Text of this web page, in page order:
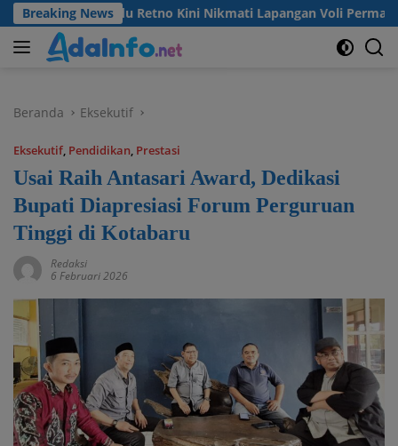
Langsung
ke
konten
Breaking News
Madu Retno Kini Nikmati Lapangan Voli Permanen Berkat
Beranda Eksekutif
Eksekutif, Pendidikan, Prestasi
Usai Raih Antasari Award, Dedikasi
Bupati Diapresiasi Forum Perguruan
Tinggi di Kotabaru
Redaksi
6 Februari 2026